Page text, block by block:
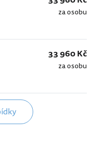
za osobu
33 960 Kč
za osobu